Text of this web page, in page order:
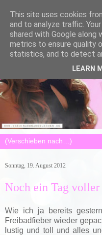
Sonntag, 19. August 2012
Noch ein Tag
Wie ich ja bereits
Freibadfieber wieder
lustig und toll und alles
This site uses cookies
and to analyze traffic.
shared with Google along
metrics to ensure quality
statistics, and to detect
LEARN